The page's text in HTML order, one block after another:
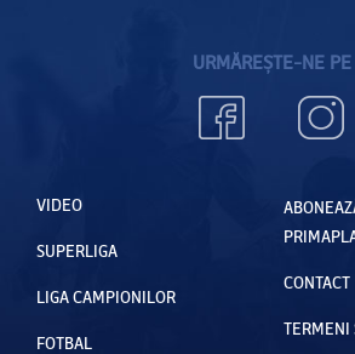
URMĂREȘTE-NE PE
VIDEO
SUPERLIGA
LIGA CAMPIONILOR
FOTBAL
CONTACT
TERMENI